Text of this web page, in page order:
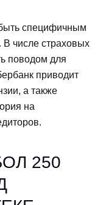
специфичным
числе страховых
поводом для
приводит
а также
на
250